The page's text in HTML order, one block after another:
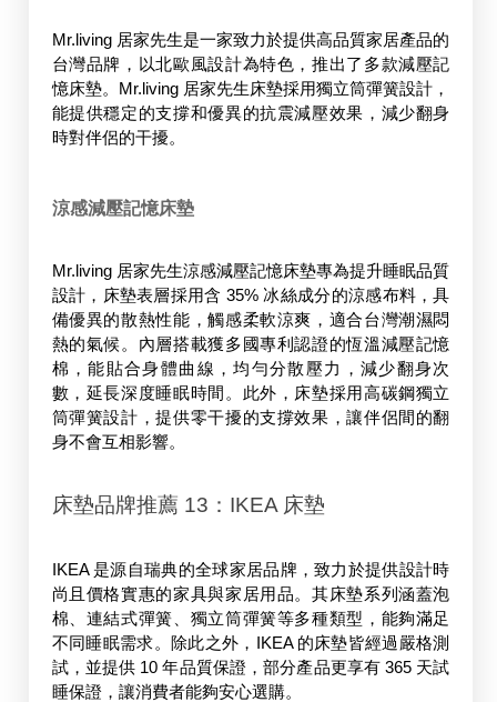
Mr.living 居家先生是一家致力於提供高品質家居產品的
台灣品牌，以北歐風設計為特色，推出了多款減壓記
憶床墊。Mr.living 居家先生床墊採用獨立筒彈簧設計，
能提供穩定的支撐和優異的抗震減壓效果，減少翻身
時對伴侶的干擾。
涼感減壓記憶床墊
Mr.living 居家先生涼感減壓記憶床墊專為提升睡眠品質
設計，床墊表層採用含 35% 冰絲成分的涼感布料，具
備優異的散熱性能，觸感柔軟涼爽，適合台灣潮濕悶
熱的氣候。內層搭載獲多國專利認證的恆溫減壓記憶
棉，能貼合身體曲線，均勻分散壓力，減少翻身次
數，延長深度睡眠時間。此外，床墊採用高碳鋼獨立
筒彈簧設計，提供零干擾的支撐效果，讓伴侶間的翻
身不會互相影響。
床墊品牌推薦 13： IKEA 床墊
IKEA 是源自瑞典的全球家居品牌，致力於提供設計時
尚且價格實惠的家具與家居用品。其床墊系列涵蓋泡
棉、連結式彈簧、獨立筒彈簧等多種類型，能夠滿足
不同睡眠需求。除此之外，IKEA 的床墊皆經過嚴格測
試，並提供 10 年品質保證，部分產品更享有 365 天試
睡保證，讓消費者能夠安心選購。